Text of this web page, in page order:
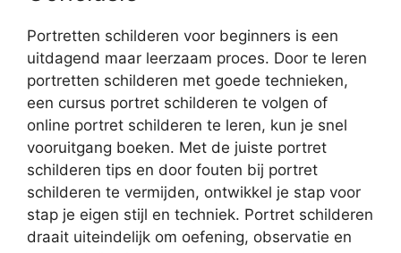
Portretten schilderen voor beginners is een
uitdagend maar leerzaam proces. Door te leren
portretten schilderen met goede technieken,
een cursus portret schilderen te volgen of
online portret schilderen te leren, kun je snel
vooruitgang boeken. Met de juiste portret
schilderen tips en door fouten bij portret
schilderen te vermijden, ontwikkel je stap voor
stap je eigen stijl en techniek. Portret schilderen
draait uiteindelijk om oefening, observatie en